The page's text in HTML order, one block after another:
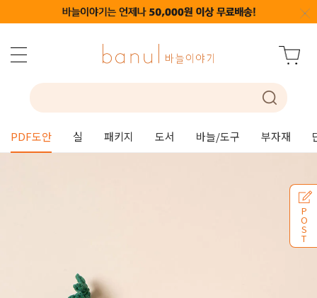
PDF도안 실 패키지 도서 바늘/도구 부자재
P
O
S
T